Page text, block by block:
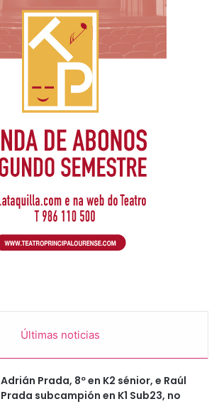
Últimas noticias
Adrián Prada, 8º en K2 sénior, e Raúl
Prada subcampión en K1 Sub23, no